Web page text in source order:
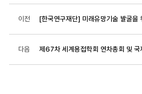
이전 [한국연구재단] 미래유망기술 발굴을
다음 제67차 세계용접학회 연차총회 및 국